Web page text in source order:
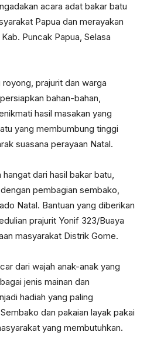
acara adat bakar batu
Papua dan merayakan
Puncak Papua, Selasa
prajurit dan warga
bahan-bahan,
hasil masakan yang
yang membumbung tinggi
suasana perayaan Natal.
dari hasil bakar batu,
pembagian sembako,
Natal. Bantuan yang diberikan
prajurit Yonif 323/Buaya
masyarakat Distrik Gome.
dari wajah anak-anak yang
jenis mainan dan
hadiah yang paling
dan pakaian layak pakai
yang membutuhkan.